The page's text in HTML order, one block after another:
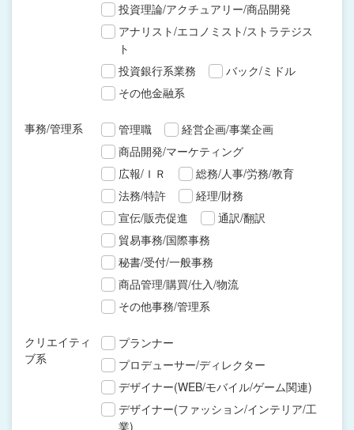
投資理論/アクチュアリー/商品開発
アナリスト/エコノミスト/ストラテジス
ト
投資銀行系業務
バック/ミドル
その他金融系
事務/管理系 管理職
経営企画/事業企画
商品開発/マーケティング
広報/ＩＲ
総務/人事/労務/教育
法務/特許
経理/財務
宣伝/販売促進
通訳/翻訳
貿易事務/国際事務
秘書/受付/一般事務
商品管理/購買/仕入/物流
その他事務/管理系
クリエイティ
ブ系
プランナー
プロデューサー/ディレクター
デザイナー(WEB/モバイル/ゲーム関連)
デザイナー(ファッション/インテリア/工
業)